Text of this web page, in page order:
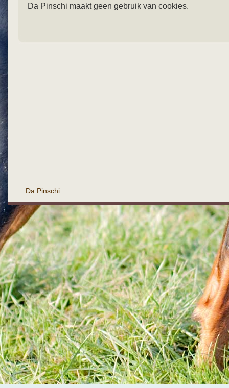
Da Pinschi maakt geen gebruik van cookies.
Da Pinschi